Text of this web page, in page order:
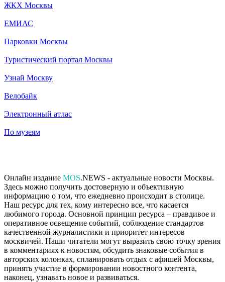
ЖКХ Москвы
ЕМИАС
Парковки Москвы
Туристический портал Москвы
Узнай Москву
Велобайк
Электронный атлас
По музеям
Онлайн издание MOS.NEWS - актуальные новости Москвы.
Здесь можно получить достоверную и объективную
информацию о том, что ежедневно происходит в столице.
Наш ресурс для тех, кому интересно все, что касается
любимого города. Основной принцип ресурса – правдивое и
оперативное освещение событий, соблюдение стандартов
качественной журналистики и приоритет интересов
москвичей. Наши читатели могут выразить свою точку зрения
в комментариях к новостям, обсудить знаковые события в
авторских колонках, спланировать отдых с афишей Москвы,
принять участие в формировании новостного контента,
наконец, узнавать новое и развиваться.